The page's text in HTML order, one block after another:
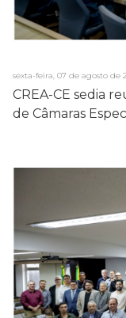
sexta-feira, 07 de agosto de
CREA-CE sedia
de Câmaras